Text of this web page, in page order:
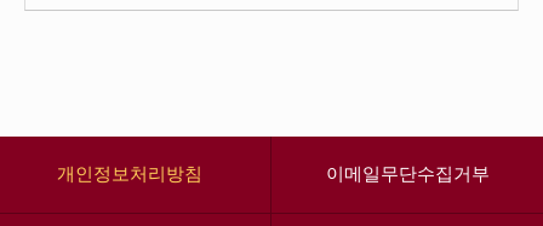
개인정보처리방침 이메일무단수집거부